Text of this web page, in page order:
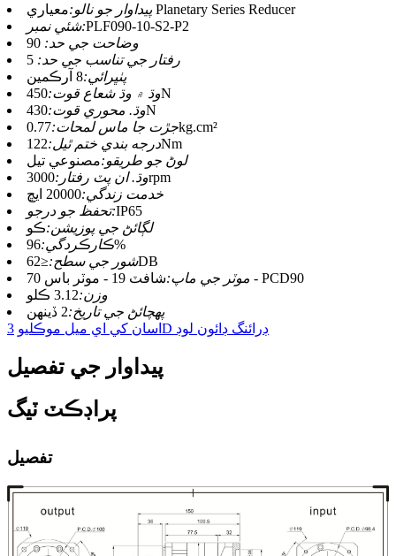
پيداوار جو نالو:معياري Planetary Series Reducer
شئي نمبر:PLF090-10-S2-P2
وضاحت جي حد:
رفتار جي تناسب جي حد:
پٺڀرائي:8 آرڪمين
وڌ ۾ وڌ شعاع قوت:450N
وڌ. محوري قوت:430N
جڙت جا ماس لمحات:0.77kg.cm²
درجه بندي ختم ٿيل:122Nm
لوڻ جو طريقو:مصنوعي تيل
وڌ. ان پٽ رفتار:3000rpm
خدمت زندگي:20000 ايڇ
تحفظ جو درجو:IP65
لڳائڻ جي پوزيشن:ڪو
ڪارڪردگي:96%
شور جي سطح:≤62DB
موٽر جي ماپ: شافٽ 19 - موٽر باس 70 - PCD90
وزن:3.12 ڪلو
پهچائڻ جي تاريخ:2 ڏينهن
اسان کي اي ميل موڪليو
3D ڊرائنگ ڊائون لوڊ
پيداوار جي تفصيل
پراڊڪٽ ٽيگ
تفصيل